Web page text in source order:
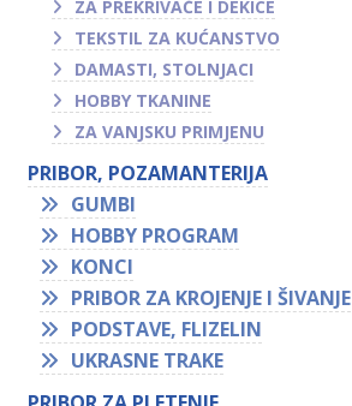
ZA PREKRIVAČE I DEKICE
TEKSTIL ZA KUĆANSTVO
DAMASTI, STOLNJACI
HOBBY TKANINE
ZA VANJSKU PRIMJENU
PRIBOR, POZAMANTERIJA
GUMBI
HOBBY PROGRAM
KONCI
PRIBOR ZA KROJENJE I ŠIVANJE
PODSTAVE, FLIZELIN
UKRASNE TRAKE